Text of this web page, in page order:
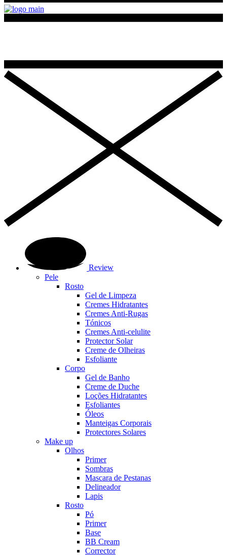
Review
Pele
Rosto
Gel de Limpeza
Cremes Hidratantes
Cremes Anti-Rugas
Tónicos
Cremes Anti-celulite
Protector Solar
Creme de Olheiras
Esfoliante
Corpo
Gel de Banho
Creme de Duche
Loções Hidratantes
Esfoliantes
Óleos
Manteigas Corporais
Protectores Solares
Make up
Olhos
Primer
Sombras
Mascara de Pestanas
Delineador
Lapis
Rosto
Pó
Primer
Base
BB Cream
Corrector